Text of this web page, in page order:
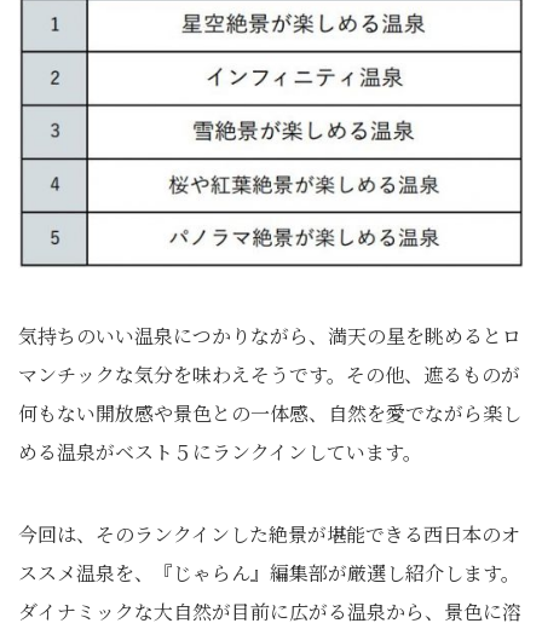
気持ちのいい温泉につかりながら、満天の星を眺めるとロ
マンチックな気分を味わえそうです。その他、遮るものが
何もない開放感や景色との一体感、自然を愛でながら楽し
める温泉がベスト５にランクインしています。
今回は、そのランクインした絶景が堪能できる西日本のオ
ススメ温泉を、『じゃらん』編集部が厳選し紹介します。
ダイナミックな大自然が目前に広がる温泉から、景色に溶